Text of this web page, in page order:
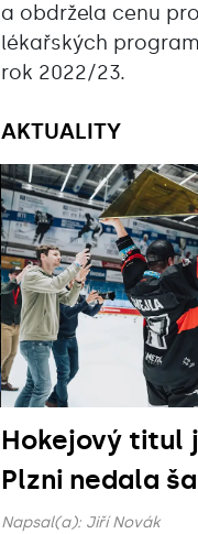
a obdržela cenu
lékařských
rok 2022/23.
AKTUALITY
Hokejový titul
Plzni nedala
Napsal(a): Jiří Novák